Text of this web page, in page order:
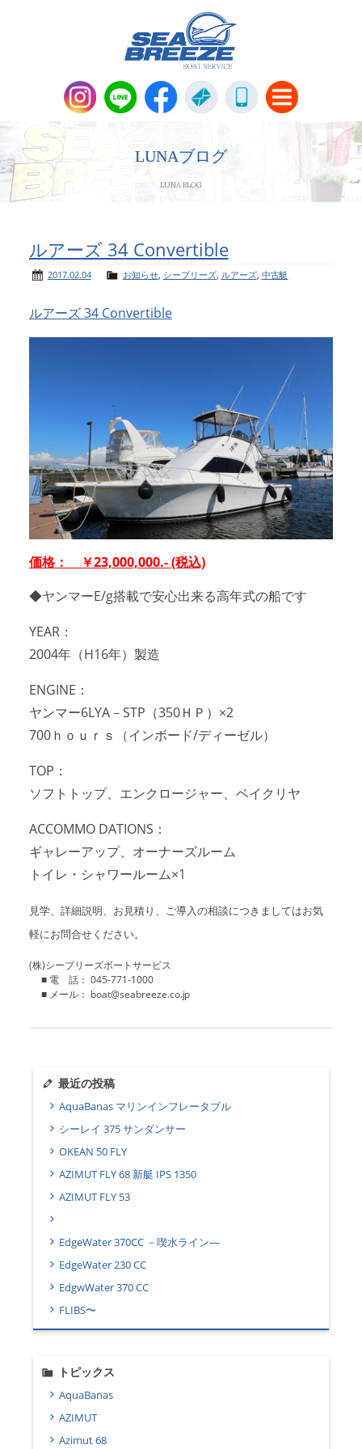
Boat Sales
新艇・中古艇情報
メンテナンス
パーツ販売・アパレル商品
Company
会社概要
Contact us
Links
リンク
LUNAブログ
LUNA BLOG
ルアーズ 34 Convertible
2017.02.04 お知らせ, シーブリーズ, ルアーズ, 中古艇
ルアーズ 34 Convertible
価格： ￥23,000,000.- (税込)
◆ヤンマーE/g搭載で安心出来る高年式の船です
YEAR：
2004年（H16年）製造
ENGINE：
ヤンマー6LYA－STP（350ＨＰ）×2
700ｈｏｕｒｓ（インボード/ディーゼル）
TOP：
ソフトトップ、エンクロージャー、ベイクリヤ
ACCOMMO DATIONS：
ギャレーアップ、オーナーズルーム
トイレ・シャワールーム×1
見学、詳細説明、お見積り、ご導入の相談につきましてはお気
軽にお問合せください。
(株)シーブリーズボートサービス
■ 電 話： 045-771-1000
■ メール： boat@seabreeze.co.jp
最近の投稿
AquaBanas マリンインフレータブル
シーレイ 375 サンダンサー
OKEAN 50 FLY
AZIMUT FLY 68 新艇 IPS 1350
AZIMUT FLY 53
EdgeWater 370CC －喫水ライン―
EdgeWater 230 CC
EdgwWater 370 CC
FLIBS〜
トピックス
AquaBanas
AZIMUT
Azimut 68